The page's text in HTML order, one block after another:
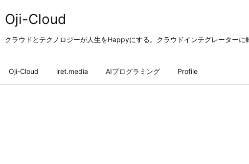
Oji-Cloud
クラウドとテクノロジーが人生をHappyにする。クラウドインテグレーターに
Oji-Cloud iret.media AIプログラミング Profile